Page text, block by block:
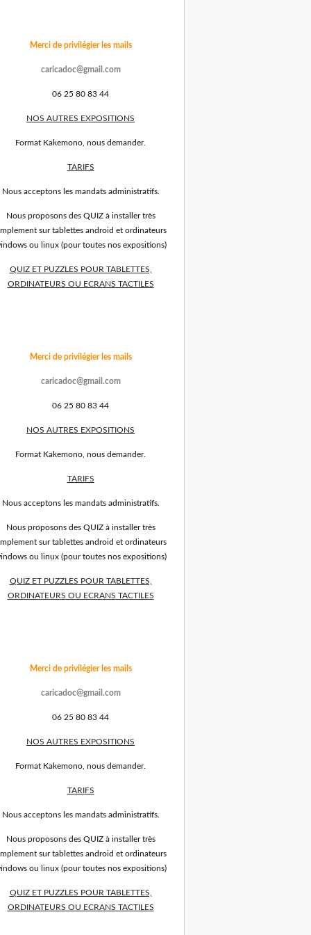
Merci de privilégier les mails
caricadoc@gmail.com
06 25 80 83 44
NOS AUTRES EXPOSITIONS
Format Kakemono, nous demander.
TARIFS
Nous acceptons les mandats administratifs.
Nous proposons des QUIZ à installer très
sur tablettes android et ordinateurs
ou linux (pour toutes nos expositions)
QUIZ ET PUZZLES POUR TABLETTES,
ORDINATEURS OU ECRANS TACTILES
Merci de privilégier les mails
caricadoc@gmail.com
06 25 80 83 44
NOS AUTRES EXPOSITIONS
Format Kakemono, nous demander.
TARIFS
Nous acceptons les mandats administratifs.
Nous proposons des QUIZ à installer très
sur tablettes android et ordinateurs
ou linux (pour toutes nos expositions)
QUIZ ET PUZZLES POUR TABLETTES,
ORDINATEURS OU ECRANS TACTILES
Merci de privilégier les mails
caricadoc@gmail.com
06 25 80 83 44
NOS AUTRES EXPOSITIONS
Format Kakemono, nous demander.
TARIFS
Nous acceptons les mandats administratifs.
Nous proposons des QUIZ à installer très
sur tablettes android et ordinateurs
ou linux (pour toutes nos expositions)
QUIZ ET PUZZLES POUR TABLETTES,
ORDINATEURS OU ECRANS TACTILES